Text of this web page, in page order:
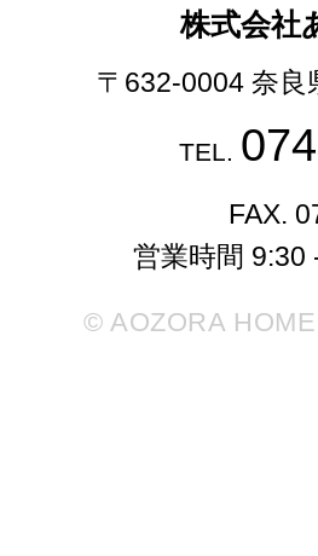
株式会社
〒632-0004 奈良
TEL.
FAX.
営業時間 9:30
© AOZORA